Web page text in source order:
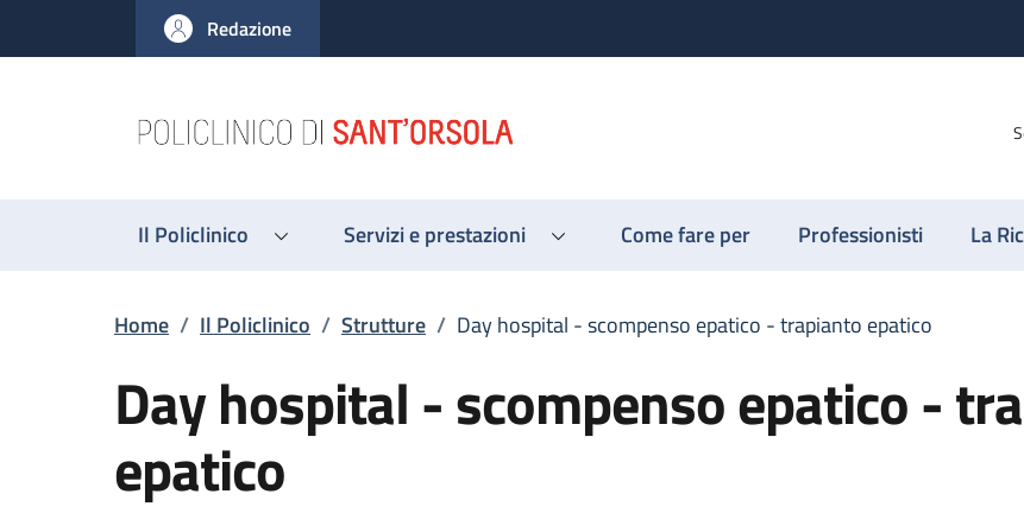
al contenuto principale
to footer content
Redazione
Il Policlinico Servizi e prestazioni Come fare per Professionisti La
Briciole di pane
Home / Il Policlinico / Strutture / Day hospital - scompenso epatico - trapianto epatico
Day hospital - scompenso epatico -
epatico